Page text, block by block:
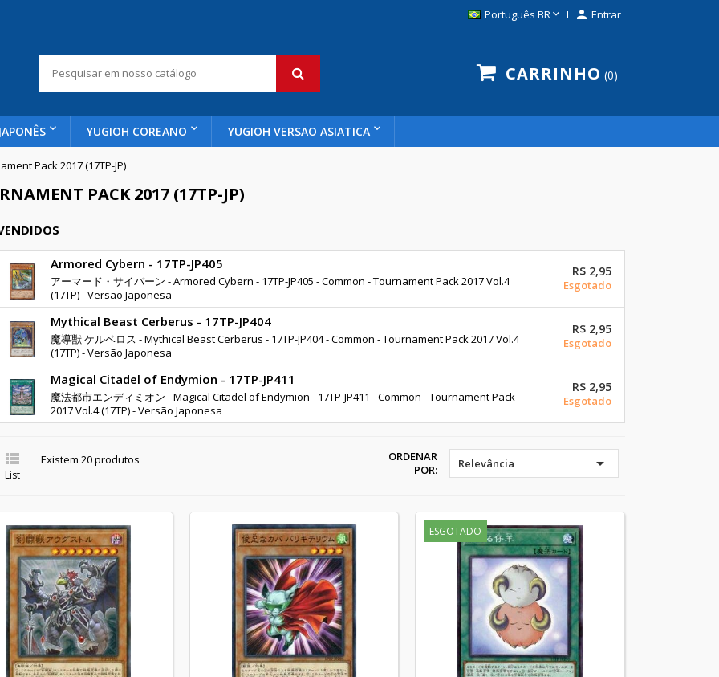
Português BR  Entrar
CARRINHO 0
YUGIOH COREANO YUGIOH VERSAO ASIATICA
Pack 2017 (17TP-JP)
PACK 2017 (17TP-JP)
Armored Cybern - 17TP-JP405
アーマード・サイバーン - Armored Cybern - 17TP-JP405 - Common - Tournament Pack 2017 Vol.4
(17TP) - Versão Japonesa
R$ 2,95
Esgotado
Mythical Beast Cerberus - 17TP-JP404
魔導獣 ケルベロス - Mythical Beast Cerberus - 17TP-JP404 - Common - Tournament Pack 2017 Vol.4
(17TP) - Versão Japonesa
R$ 2,95
Esgotado
Magical Citadel of Endymion - 17TP-JP411
魔法都市エンディミオン - Magical Citadel of Endymion - 17TP-JP411 - Common - Tournament Pack
2017 Vol.4 (17TP) - Versão Japonesa
R$ 2,95
Esgotado

List
Existem 20 produtos
ORDENAR
POR:
Relevância 
ESGOTADO